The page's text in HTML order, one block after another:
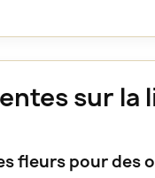
sur la
fleurs pour des